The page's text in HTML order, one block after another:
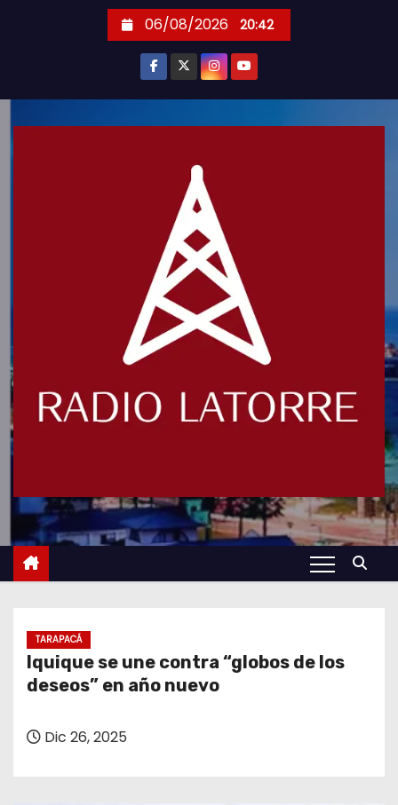
06/08/2026 20:42
TARAPACÁ
Iquique se une contra “globos de los
deseos” en año nuevo
Dic 26, 2025